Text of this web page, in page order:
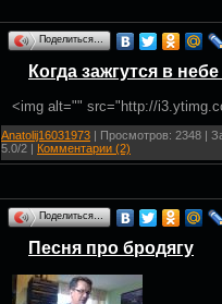
Поделиться…
Когда зажгутся в
<img alt="" src="http://
Anatolij16031973 | Просмотров: 2348 |
5.0/2 | Комментарии (2)
Поделиться…
Песня про бродягу